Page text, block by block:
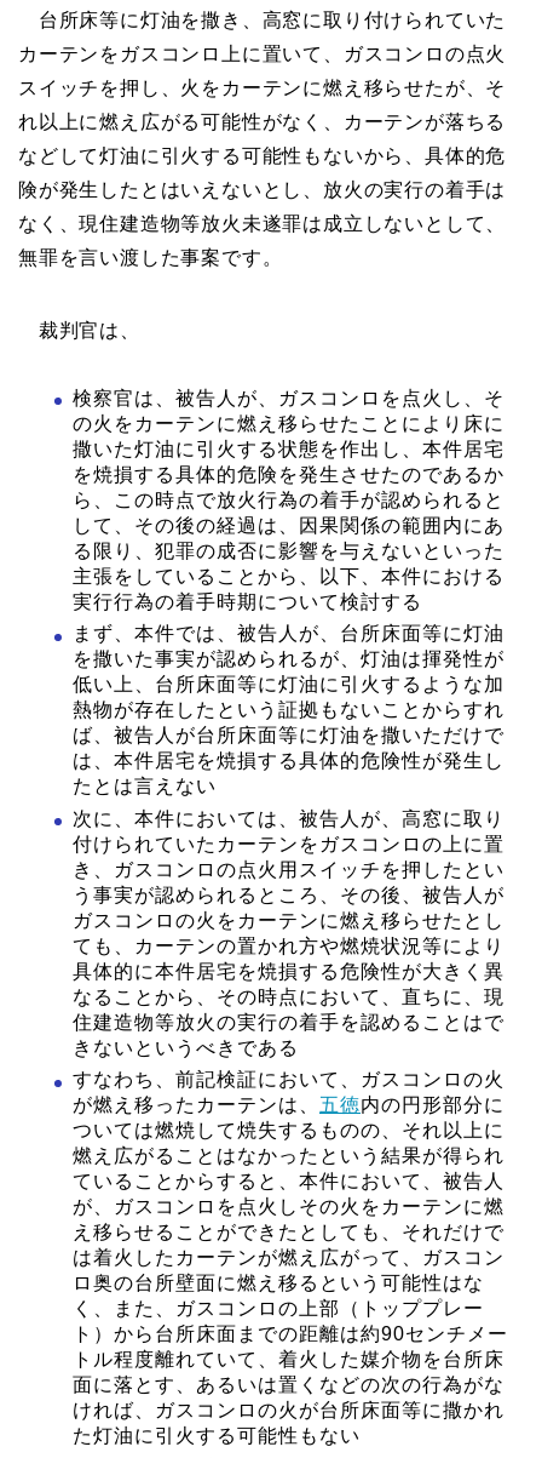
台所床等に灯油を撒き、高窓に取り付けられていた
カーテンをガスコンロ上に置いて、ガスコンロの点火
スイッチを押し、火をカーテンに燃え移らせたが、そ
れ以上に燃え広がる可能性がなく、カーテンが落ちる
などして灯油に引火する可能性もないから、具体的危
険が発生したとはいえないとし、放火の実行の着手は
なく、現住建造物等放火未遂罪は成立しないとして、
無罪を言い渡した事案です。
裁判官は、
検察官は、被告人が、ガスコンロを点火し、そ
の火をカーテンに燃え移らせたことにより床に
撒いた灯油に引火する状態を作出し、本件居宅
を焼損する具体的危険を発生させたのであるか
ら、この時点で放火行為の着手が認められると
して、その後の経過は、因果関係の範囲内にあ
る限り、犯罪の成否に影響を与えないといった
主張をしていることから、以下、本件における
実行行為の着手時期について検討する
まず、本件では、被告人が、台所床面等に灯油
を撒いた事実が認められるが、灯油は揮発性が
低い上、台所床面等に灯油に引火するような加
熱物が存在したという証拠もないことからすれ
ば、被告人が台所床面等に灯油を撒いただけで
は、本件居宅を焼損する具体的危険性が発生し
たとは言えない
次に、本件においては、被告人が、高窓に取り
付けられていたカーテンをガスコンロの上に置
き、ガスコンロの点火用スイッチを押したとい
う事実が認められるところ、その後、被告人が
ガスコンロの火をカーテンに燃え移らせたとし
ても、カーテンの置かれ方や燃焼状況等により
具体的に本件居宅を焼損する危険性が大きく異
なることから、その時点において、直ちに、現
住建造物等放火の実行の着手を認めることはで
きないというべきである
すなわち、前記検証において、ガスコンロの火
が燃え移ったカーテンは、 五徳内の円形部分に
ついては燃焼して焼失するものの、それ以上に
燃え広がることはなかったという結果が得られ
ていることからすると、本件において、被告人
が、ガスコンロを点火しその火をカーテンに燃
え移らせることができたとしても、それだけで
は着火したカーテンが燃え広がって、ガスコン
ロ奥の台所壁面に燃え移るという可能性はな
く、また、ガスコンロの上部（トッププレー
ト）から台所床面までの距離は約90センチメー
トル程度離れていて、着火した媒介物を台所床
面に落とす、あるいは置くなどの次の行為がな
ければ、ガスコンロの火が台所床面等に撒かれ
た灯油に引火する可能性もない